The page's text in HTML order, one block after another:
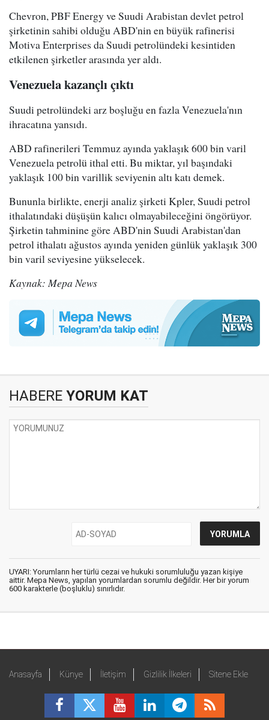
Chevron, PBF Energy ve Suudi Arabistan devlet petrol
şirketinin sahibi olduğu ABD'nin en büyük rafinerisi
Motiva Enterprises da Suudi petrolündeki kesintiden
etkilenen şirketler arasında yer aldı.
Venezuela kazançlı çıktı
Suudi petrolündeki arz boşluğu en fazla Venezuela'nın
ihracatına yansıdı.
ABD rafinerileri Temmuz ayında yaklaşık 600 bin varil
Venezuela petrolü ithal etti. Bu miktar, yıl başındaki
yaklaşık 100 bin varillik seviyenin altı katı demek.
Bununla birlikte, enerji analiz şirketi Kpler, Suudi petrol
ithalatındaki düşüşün kalıcı olmayabileceğini öngörüyor.
Şirketin tahminine göre ABD'nin Suudi Arabistan'dan
petrol ithalatı ağustos ayında yeniden günlük yaklaşık 300
bin varil seviyesine yükselecek.
Kaynak: Mepa News
HABERE YORUM KAT
UYARI: Yorumların her türlü cezai ve hukuki sorumluluğu yazan kişiye
aittir. Mepa News, yapılan yorumlardan sorumlu değildir. Her bir yorum
600 karakterle (boşluklu) sınırlıdır.
Anasayfa Künye İletişim Gizlilik İlkeleri Sitene Ekle